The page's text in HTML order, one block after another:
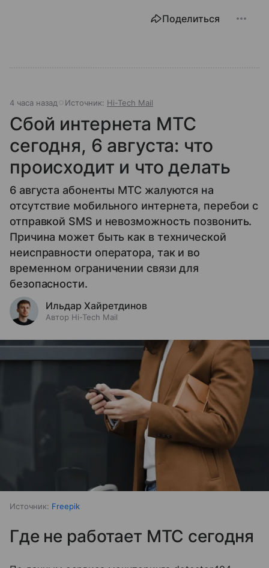
Поделиться
4 часа назад Источник: Hi-Tech Mail
Сбой интернета МТС
сегодня, 6 августа: что
происходит и что делать
6 августа абоненты МТС жалуются на
отсутствие мобильного интернета, перебои с
отправкой SMS и невозможность позвонить.
Причина может быть как в технической
неисправности оператора, так и во
временном ограничении связи для
безопасности.
Ильдар Хайретдинов
Автор Hi-Tech Mail
Источник: Freepik
Где не работает МТС сегодня